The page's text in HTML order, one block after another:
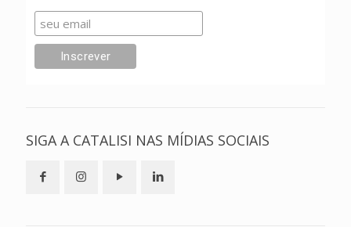
SIGA A CATALISI NAS MÍDIAS SOCIAIS